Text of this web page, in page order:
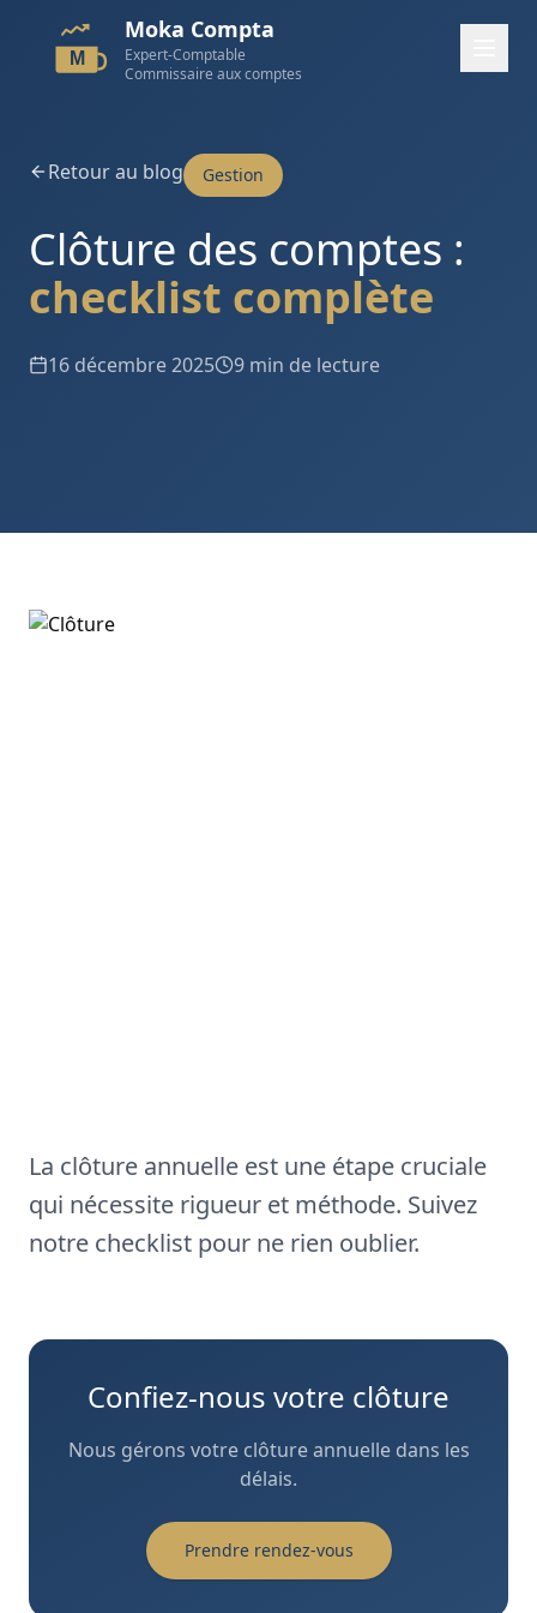
M
Moka Compta
Expert-Comptable
Commissaire aux comptes
Retour au blog Gestion
Clôture des comptes :
checklist complète
16 décembre 2025 9 min de lecture
La clôture annuelle est une étape cruciale
qui nécessite rigueur et méthode. Suivez
notre checklist pour ne rien oublier.
Confiez-nous votre clôture
Nous gérons votre clôture annuelle dans les
délais.
Prendre rendez-vous